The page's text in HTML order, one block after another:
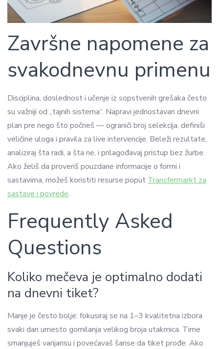
Završne napomene za
svakodnevnu primenu
Disciplina, doslednost i učenje iz sopstvenih grešaka često
su važniji od „tajnih sistema“. Napravi jednostavan dnevni
plan pre nego što počneš — ograniči broj selekcija, definiši
veličine uloga i pravila za live intervencije. Beleži rezultate,
analiziraj šta radi, a šta ne, i prilagođavaj pristup bez žurbe.
Ako želiš da proveriš pouzdane informacije o formi i
sastavima, možeš koristiti resurse poput Transfermarkt za
sastave i povrede.
Frequently Asked
Questions
Koliko mečeva je optimalno dodati
na dnevni tiket?
Manje je često bolje: fokusiraj se na 1–3 kvalitetna izbora
svaki dan umesto gomilanja velikog broja utakmica. Time
smanjuješ varijansu i povećavaš šanse da tiket prođe. Ako